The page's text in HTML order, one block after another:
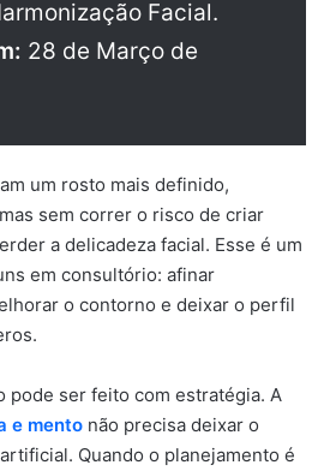
Facial.
28 de Março de
um rosto mais definido,
sem correr o risco de criar
a delicadeza facial. Esse é um
em consultório: afinar
o contorno e deixar o perfil
pode ser feito com estratégia. A
e mento não precisa deixar o
Quando o planejamento é